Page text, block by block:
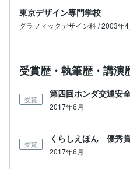
東京デザイン専門学校
グラフィックデザイン科 / 2003年
受賞歴・執筆歴・講演
受賞
第四回ホンダ交通安
2017年6月
受賞
くらしえほん 優秀
2017年6月